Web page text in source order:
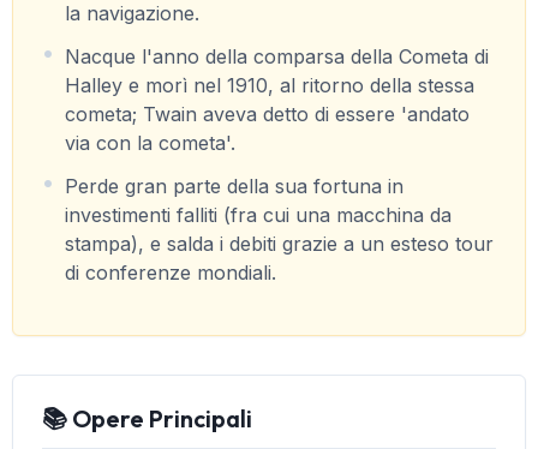
la navigazione.
Nacque l'anno della comparsa della Cometa di
Halley e morì nel 1910, al ritorno della stessa
cometa; Twain aveva detto di essere 'andato
via con la cometa'.
Perde gran parte della sua fortuna in
investimenti falliti (fra cui una macchina da
stampa), e salda i debiti grazie a un esteso tour
di conferenze mondiali.
📚 Opere Principali